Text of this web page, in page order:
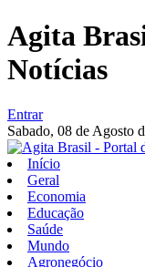
Agita
Notícias
Entrar
Sabado, 08 de Agosto
Início
Geral
Economia
Educação
Saúde
Mundo
Agronegócio